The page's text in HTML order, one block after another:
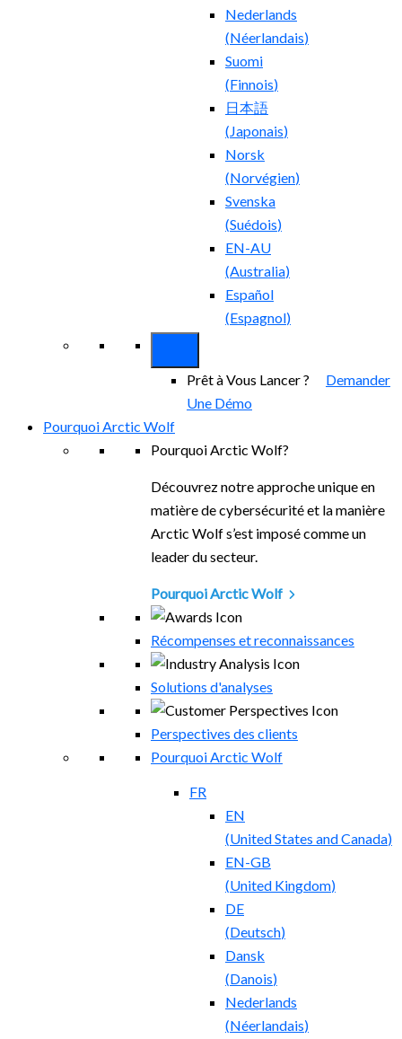
Nederlands
(Néerlandais)
Suomi
(Finnois)
日本語
(Japonais)
Norsk
(Norvégien)
Svenska
(Suédois)
EN-AU
(Australia)
Español
(Espagnol)
Prêt à Vous Lancer ? Demander
Une Démo
Pourquoi Arctic Wolf
Pourquoi Arctic Wolf?
Découvrez notre approche unique en
matière de cybersécurité et la manière
Arctic Wolf s’est imposé comme un
leader du secteur.
Pourquoi Arctic Wolf
Récompenses et reconnaissances
Solutions d'analyses
Perspectives des clients
Pourquoi Arctic Wolf
FR
EN
(United States and Canada)
EN-GB
(United Kingdom)
DE
(Deutsch)
Dansk
(Danois)
Nederlands
(Néerlandais)